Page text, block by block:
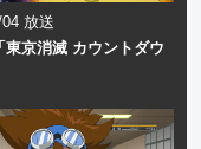
放送
東京消滅 カウントダウ